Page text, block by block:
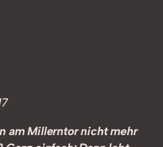
am Millerntor nicht mehr